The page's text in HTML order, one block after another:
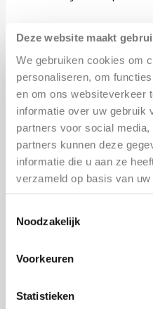
Deze website maakt
We gebruiken cookies om
personaliseren, om
en om ons websiteverkeer
informatie over uw gebruik
partners voor social
partners kunnen deze
informatie die u aan ze
verzameld op basis van
Noodzakelijk
Voorkeuren
Statistieken
LIVE begeleid worden
om mee te doen.
Baltimoreplein 106